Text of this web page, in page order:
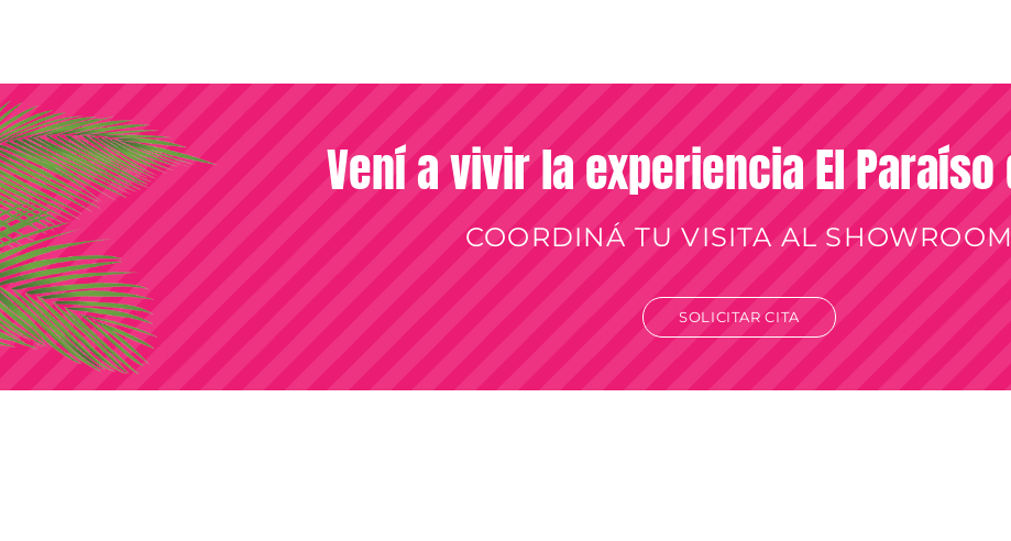
Vení a vivir la experiencia El Paraíso
COORDINÁ TU VISITA AL SHOWROOM
SOLICITAR CITA